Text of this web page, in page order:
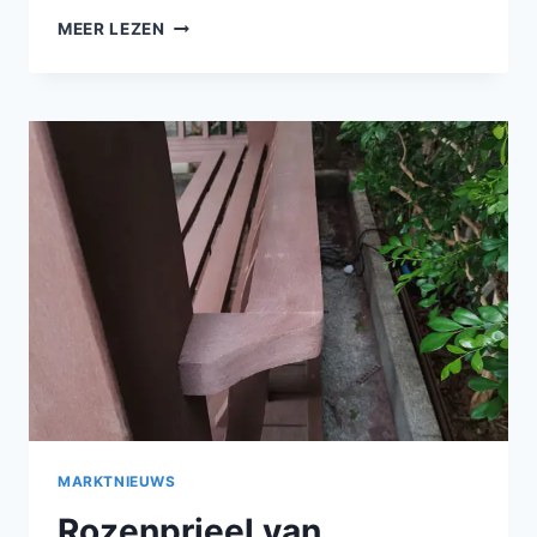
MEER LEZEN BRANDVEILIGHEIDSNORMEN
BIJ
OPENBARE
BOUWPROJECTEN
IN
DE
BUITENLUCHT
MARKTNIEUWS